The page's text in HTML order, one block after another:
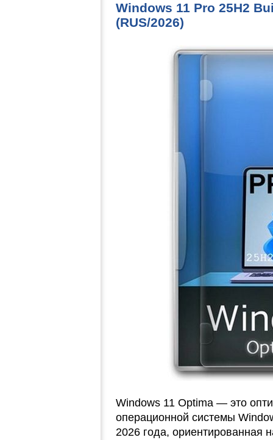
Windows 11 Pro 25H2
(RUS/2026)
Windows 11 Optima — это
операционной системы
2026 года, ориентированная